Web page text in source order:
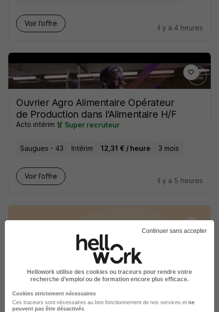
Voir l’offre
il y a 4 heures
Ouvrier Agro Alimentaire Opérateur
de Production dans l'Alimentaire H/F
Acto intérim Super recruteur
Saugues - 43 Intérim 12,31 € / heure 3 mois
Voir l’offre
il y a 5 heures
Ouvrier Agro Alimentaire H/F
Continuer sans accepter
Hellowork utilise des cookies ou traceurs pour rendre votre
recherche d’emploi ou de formation encore plus efficace.
Cookies strictement nécessaires
Ces traceurs sont nécessaires au bon fonctionnement de nos services et ne
peuvent pas être désactivés